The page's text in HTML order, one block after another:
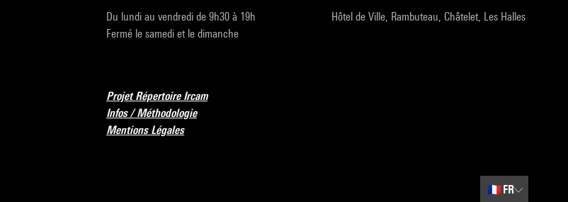
Du lundi au vendredi de 9h30 à 19h
Fermé le samedi et le dimanche
Hôtel de Ville, Rambuteau, Châtelet, Les Halles
Projet Répertoire Ircam
Infos / Méthodologie
Mentions Légales
🇫🇷 FR